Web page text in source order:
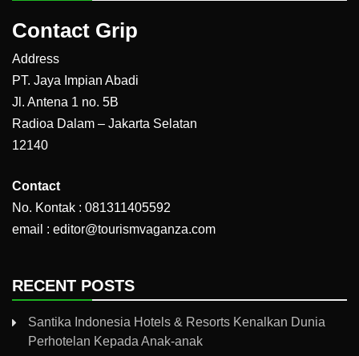
Contact Grip
Address
PT. Jaya Impian Abadi
Jl. Antena 1 no. 5B
Radioa Dalam – Jakarta Selatan
12140
Contact
No. Kontak : 081311405592
email : editor@tourismvaganza.com
RECENT POSTS
Santika Indonesia Hotels & Resorts Kenalkan Dunia
Perhotelan Kepada Anak-anak